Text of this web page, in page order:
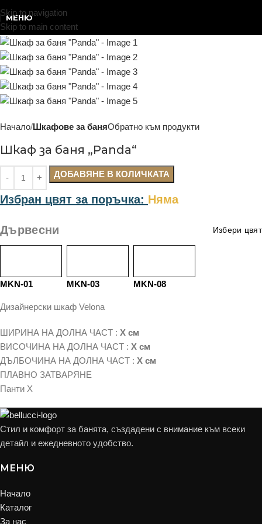
Skip to navigation
Skip to main content
МЕНЮ
Начало Шкафове за баняОбратно към продукти
Шкаф за баня „Panda“
ДОБАВЯНЕ В КОЛИЧКАТА
Избран цвят за поръчка: Няма
Дървесни Избери цвят
MKN-01 MKN-03 MKN-08
Дизайнерски шкаф Velona
ШИРИНА НА ДОЛНА ЧАСТ : X см
ВИСОЧИНА НА ДОЛНА ЧАСТ : X см
ДЪЛБОЧИНА НА ДОЛНА ЧАСТ : X см
ПЛАВНО ЗАТВАРЯНЕ
Панти X
Стил и комфорт за банята, създадени с внимание към всеки
детайл и ежедневното удобство.
МЕНЮ
Начало
Каталог
За нас